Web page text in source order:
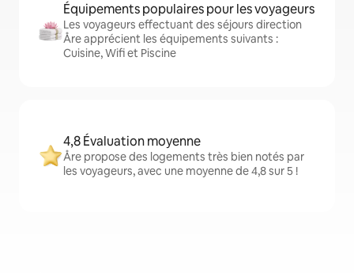
Équipements populaires pour les voyageurs
Les voyageurs effectuant des séjours direction
Åre apprécient les équipements suivants :
Cuisine, Wifi et Piscine
4,8 Évaluation moyenne
Åre propose des logements très bien notés par
les voyageurs, avec une moyenne de 4,8 sur 5 !